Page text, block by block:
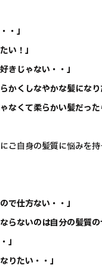
・」
い！」
きじゃない・・」
かくしなやかな髪になり
なくて柔らかい髪だった
自身の髪質に悩みを持
で仕方ない・・」
らないのは自分の髪質の
」
りたい・・」